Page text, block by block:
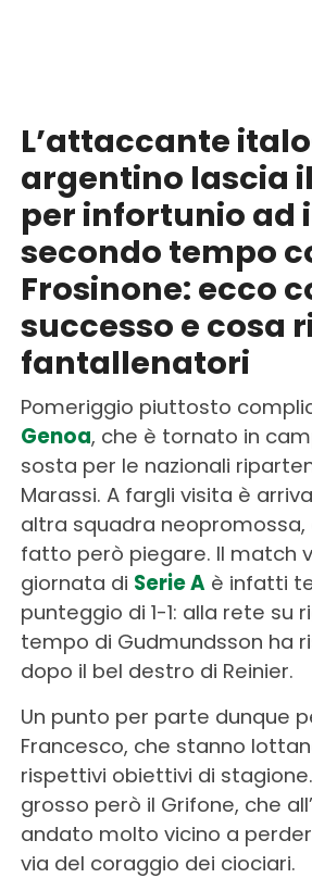
L’attaccante
argentino lascia
per infortunio ad
secondo tempo
Frosinone: ecco
successo e cosa
fantallenatori
Pomeriggio piuttosto
Genoa, che è tornato in
sosta per le nazionali
Marassi. A fargli visita è
altra squadra neopromossa,
fatto però piegare. Il match
giornata di Serie Aè infatti
punteggio di 1-1: alla rete su
tempo di Gudmundsson ha
dopo il bel destro di Reinier.
Un punto per parte dunque
Francesco, che stanno
rispettivi obiettivi di
grosso però il Grifone, che
andato molto vicino a
via del coraggio dei ciociari.